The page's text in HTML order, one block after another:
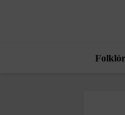
Folklór